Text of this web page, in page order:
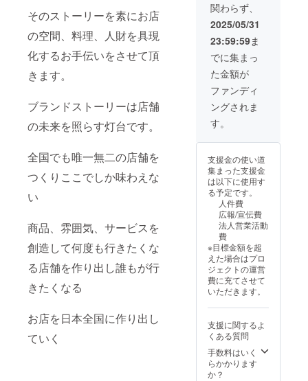
そのストーリーを素にお店
の空間、料理、人財を具現
化するお手伝いをさせて頂
きます。
ブランドストーリーは店舗
の未来を照らす灯台です。
全国でも唯一無二の店舗を
つくりここでしか味わえな
い
商品、雰囲気、サービスを
創造して何度も行きたくな
る店舗を作り出し誰もが行
きたくなる
お店を日本全国に作り出し
ていく
をご記
入下さ
い(例
居酒
屋、カ
フェ、
○○専
門店な
ど) ・有
効期
7月1
2027年
6月30日
までの
24か月
間
ディン
グで支
援をし
た旨を
お声掛
けくだ
さい。
・こち
らの内
容は月
プラン
内容の
商品で
す。 ・
備考欄
に飲食
店舗の
業態名
入下さ
い(例
居酒
屋、カ
フェ、
○○専
ど) ・有
効期
間：
2025年
7月1
関わらず、
2025/05/31
23:59:59ま
でに集まっ
た金額が
ファンディ
ングされま
す。
支援金の使い道
集まった支援金
は以下に使用す
る予定です。
人件費
広報/宣伝費
法人営業活動
費
※目標金額を超
えた場合はプロ
ジェクトの運営
費に充てさせて
いただきます。
支援に関するよ
くある質問
手数料はいく
らかかります
か？